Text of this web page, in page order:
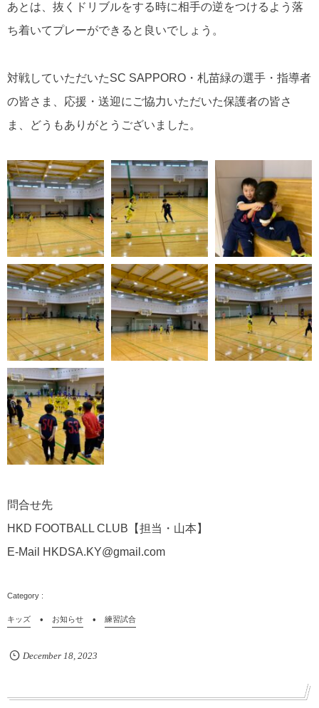
あとは、抜くドリブルをする時に相手の逆をつけるよう落
ち着いてプレーができると良いでしょう。
対戦していただいたSC SAPPORO・札苗緑の選手・指導者
の皆さま、応援・送迎にご協力いただいた保護者の皆さ
ま、どうもありがとうございました。
問合せ先
HKD FOOTBALL CLUB【担当・山本】
E-Mail HKDSA.KY@gmail.com
キッズ お知らせ 練習試合
December 18, 2023